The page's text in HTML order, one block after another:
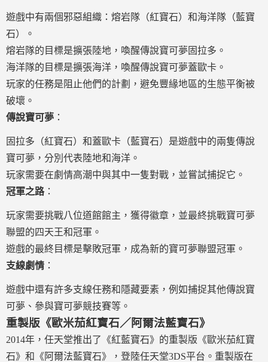
遊戲中有兩個邪惡組織：熔岩隊（紅寶石）和海洋隊（藍寶
石）。
熔岩隊的目標是擴張陸地，喚醒傳說寶可夢固拉多。
海洋隊的目標是擴張海洋，喚醒傳說寶可夢蓋歐卡。
玩家的任務是阻止他們的計劃，避免豐緣地區的生態平衡被
破壞。
傳說寶可夢 ：
固拉多（紅寶石）和蓋歐卡（藍寶石）是遊戲中的兩隻傳說
寶可夢，分別代表陸地和海洋。
玩家需要在劇情高潮中與其中一隻對戰，並嘗試捕捉它。
冠軍之路：
玩家需要挑戰八位道館館主，獲得徽章，並最終挑戰寶可夢
聯盟的四天王和冠軍。
遊戲的最終目標是擊敗冠軍，成為新的寶可夢聯盟冠軍。
支線劇情 ：
遊戲中還有許多支線任務和隱藏要素，例如捕捉其他傳說寶
可夢、參與寶可夢競技賽等。
重製版《歐米茄紅寶石／阿爾法藍寶石》
2014年，任天堂推出了《紅藍寶石》的重製版《歐米茄紅寶
石》和《阿爾法藍寶石》，登陸任天堂3DS平台。重製版在